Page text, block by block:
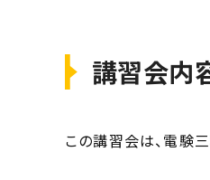
講習会内
この講習会は、電験